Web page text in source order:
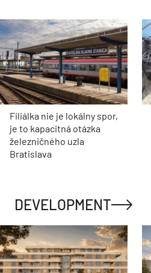
Filiálka nie je lokálny spor,
je to kapacitná otázka
železničného uzla
Bratislava
DEVELOPMENT